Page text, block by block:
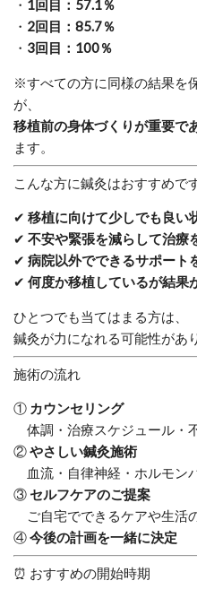
・ 1回目：57.1％
・ 2回目：85.7％
・ 3回目：100％
※すべての方に同様の結果を
が、
移植前の身体づくりが重要で
ます。
こんな方に鍼灸はおすすめで
✔ 移植に向けて少しでも良い
✔ 不安や緊張を減らして治療
✔ 病院以外でできるサポート
✔ 何度か移植しているが結果
ひとつでも当てはまる方は、
鍼灸が力になれる可能性があ
施術の流れ
① カウンセリング
体調・治療スケジュール・
②やさしい鍼灸施術
血流・自律神経・ホルモン
③ セルフケアのご提案
ご自宅でできるケアや生活
④今後の計画を一緒に決定
⏰ おすすめの開始時期